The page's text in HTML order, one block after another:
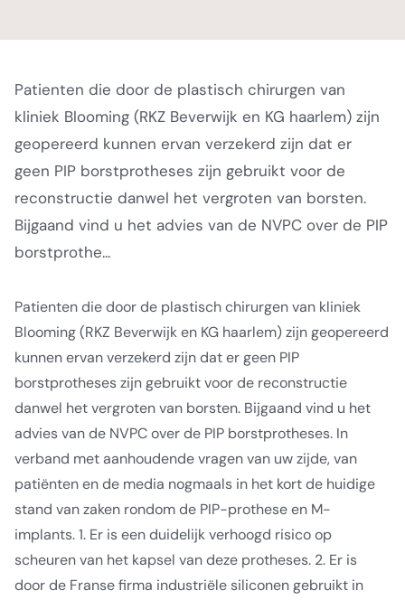
Patienten die door de plastisch chirurgen van
kliniek Blooming (RKZ Beverwijk en KG haarlem) zijn
geopereerd kunnen ervan verzekerd zijn dat er
geen PIP borstprotheses zijn gebruikt voor de
reconstructie danwel het vergroten van borsten.
Bijgaand vind u het advies van de NVPC over de PIP
borstprothe...
Patienten die door de plastisch chirurgen van kliniek
Blooming (RKZ Beverwijk en KG haarlem) zijn geopereerd
kunnen ervan verzekerd zijn dat er geen PIP
borstprotheses zijn gebruikt voor de reconstructie
danwel het vergroten van borsten. Bijgaand vind u het
advies van de NVPC over de PIP borstprotheses. In
verband met aanhoudende vragen van uw zijde, van
patiënten en de media nogmaals in het kort de huidige
stand van zaken rondom de PIP-prothese en M-
implants. 1. Er is een duidelijk verhoogd risico op
scheuren van het kapsel van deze protheses. 2. Er is
door de Franse firma industriële siliconen gebruikt in